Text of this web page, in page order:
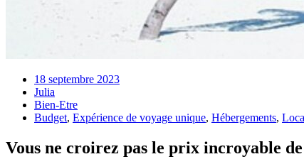
18 septembre 2023
Julia
Bien-Etre
Budget, Expérience de voyage unique, Hébergements,
Vous ne croirez pas le prix incroyable